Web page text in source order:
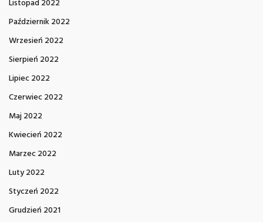
Listopad 2022
Październik 2022
Wrzesień 2022
Sierpień 2022
Lipiec 2022
Czerwiec 2022
Maj 2022
Kwiecień 2022
Marzec 2022
Luty 2022
Styczeń 2022
Grudzień 2021